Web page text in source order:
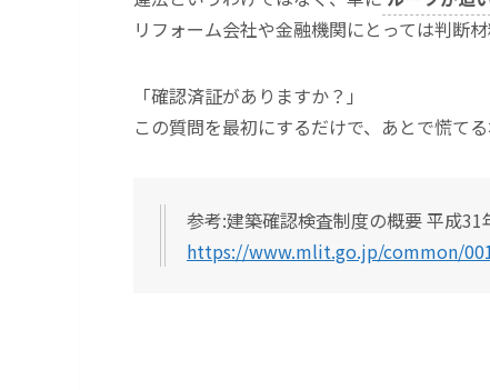
リフォーム会社や金融機関にとっては判断
「確認済証がありますか？」
この質問を最初にするだけで、あとで慌てる
参考:建築確認検査制度の概要 平成
https://www.mlit.go.jp/common/